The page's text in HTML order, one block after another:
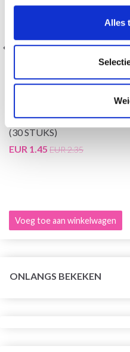
Alles
KNITPRO MIO
(30 STUKS)
EUR 1.45 EUR 2.35
Voeg toe aan winkelwagen
ONLANGS BEKEKEN